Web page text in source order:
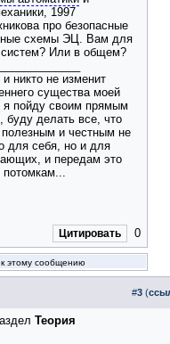
1997
про безопасные
схемы ЭЦ. Вам для
систем? Или в общем?
и никто не изменит
существа моей
пойду своим прямым
буду делать все, что
полезным и честным не
для себя, но и для
и передам это
потомкам...
Цитировать 0
этому сообщению
#3 (
Теория